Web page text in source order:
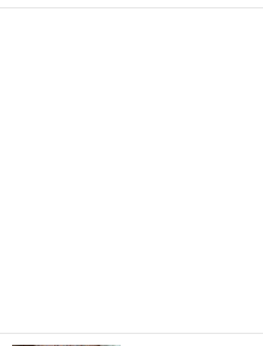
ーも付けます 縦190✖️横98✖️厚さ